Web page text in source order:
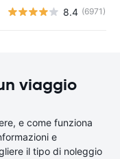
8.4 (6971)
viaggio
e come funziona
e
il tipo di noleggio